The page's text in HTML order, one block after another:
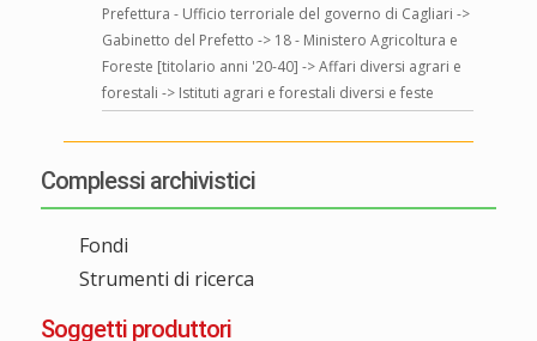
Prefettura - Ufficio terroriale del governo di Cagliari ->
Gabinetto del Prefetto -> 18 - Ministero Agricoltura e
Foreste [titolario anni '20-40] -> Affari diversi agrari e
forestali -> Istituti agrari e forestali diversi e feste
Complessi archivistici
Fondi
Strumenti di ricerca
Soggetti produttori